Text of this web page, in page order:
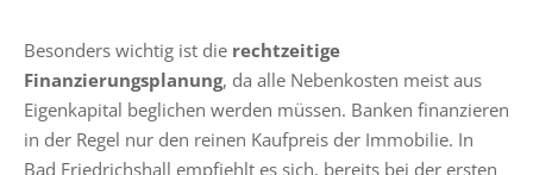
Besonders wichtig ist die rechtzeitige
Finanzierungsplanung, da alle Nebenkosten meist aus
Eigenkapital beglichen werden müssen. Banken finanzieren
in der Regel nur den reinen Kaufpreis der Immobilie. In
Bad Friedrichshall empfiehlt es sich, bereits bei der ersten